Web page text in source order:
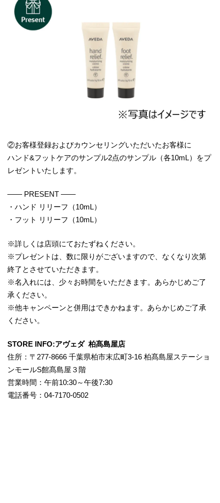
②お客様登録およびカウンセリングいただいたお客様に
ハンド&フットケアのサンプル2点のサンプル（各10mL）をプ
レゼントいたします。
―― PRESENT ――
・ハンド リリーフ（10mL）
・フット リリーフ（10mL）
※詳しくは店頭にておたずねください。
※プレゼントは、数に限りがございますので、なくなり次第
終了とさせていただきます。
※名入れには、少々お時間をいただきます。あらかじめご了
承ください。
※他キャンペーンと併用はできかねます。あらかじめご了承
ください。
STORE INFO:アヴェダ ​ 柏髙島屋店
住所：〒277-8666 千葉県柏市末広町3‐16 柏髙島屋ステーショ
ンモールS館髙島屋３階
営業時間：午前10:30～午後7:30
電話番号：04-7170‐0502